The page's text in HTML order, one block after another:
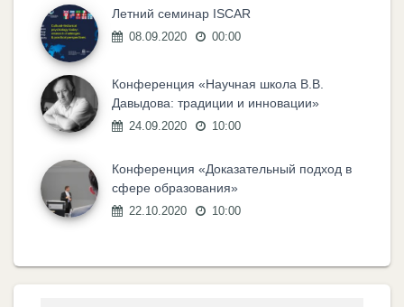
Летний семинар ISCAR
08.09.2020 00:00
Конференция «Научная школа В.В.
Давыдова: традиции и инновации»
24.09.2020 10:00
Конференция «Доказательный подход в
сфере образования»
22.10.2020 10:00